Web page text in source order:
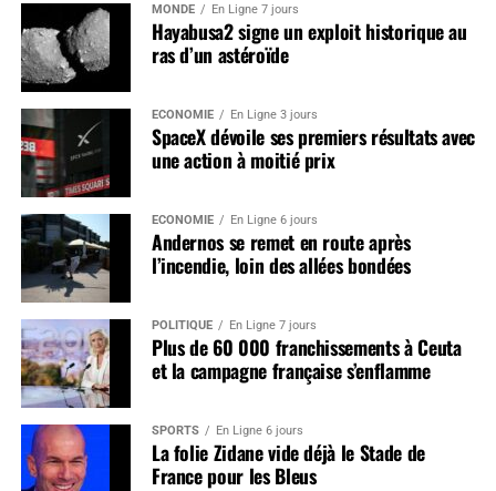
MONDE En Ligne 7 jours
Hayabusa2 signe un exploit historique au
ras d’un astéroïde
ÉCONOMIE En Ligne 3 jours
SpaceX dévoile ses premiers résultats avec
une action à moitié prix
ÉCONOMIE En Ligne 6 jours
Andernos se remet en route après
l’incendie, loin des allées bondées
POLITIQUE En Ligne 7 jours
Plus de 60 000 franchissements à Ceuta
et la campagne française s’enflamme
SPORTS En Ligne 6 jours
La folie Zidane vide déjà le Stade de
France pour les Bleus